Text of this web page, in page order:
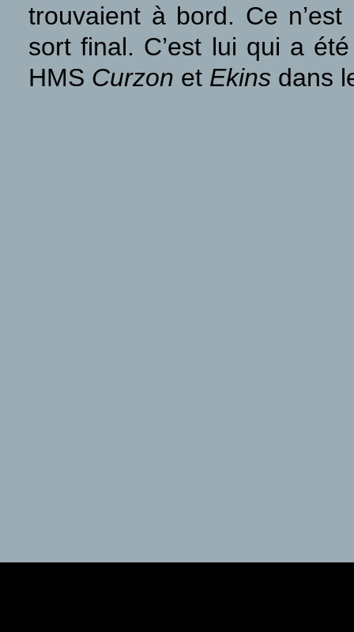
trouvaient à bord. Ce
sort final. C’est lui qui a
HMS Curzon et Ekins dans